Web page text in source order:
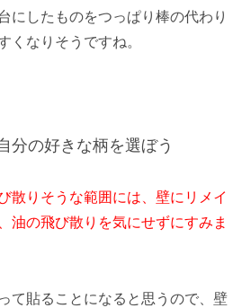
にしたものをつっぱり棒の代わり
くなりそうですね。
分の好きな柄を選ぼう
散りそうな範囲には、壁にリメイ
油の飛び散りを気にせずにすみま
て貼ることになると思うので、壁